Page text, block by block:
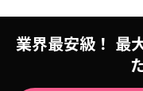
業界最安級！ 最